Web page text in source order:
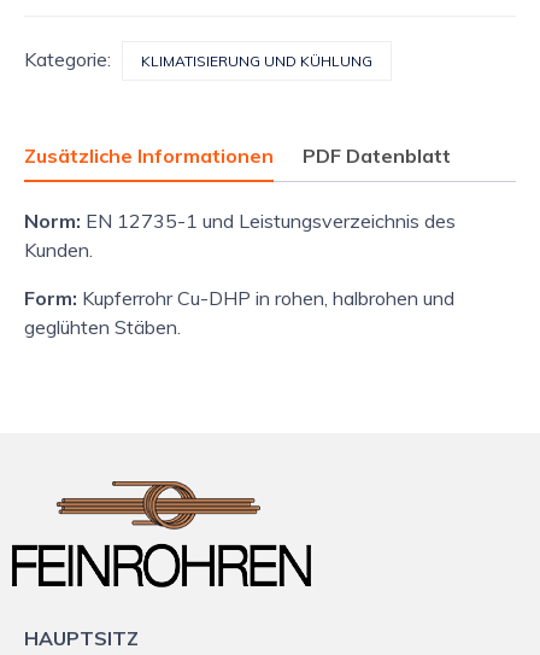
Kategorie: KLIMATISIERUNG UND KÜHLUNG
Zusätzliche Informationen PDF Datenblatt
Norm: EN 12735-1 und Leistungsverzeichnis des
Kunden.
Form: Kupferrohr Cu-DHP in rohen, halbrohen und
geglühten Stäben.
HAUPTSITZ